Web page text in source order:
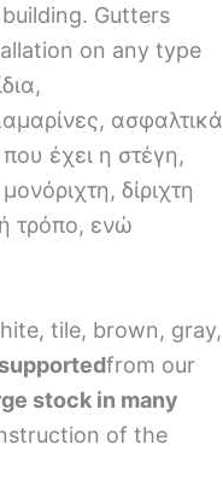
Gutters
on any type
ασφαλτικά
έχει η στέγη,
δίριχτη
τρόπο, ενώ
tile, brown, gray,
from our
stock in many
of the